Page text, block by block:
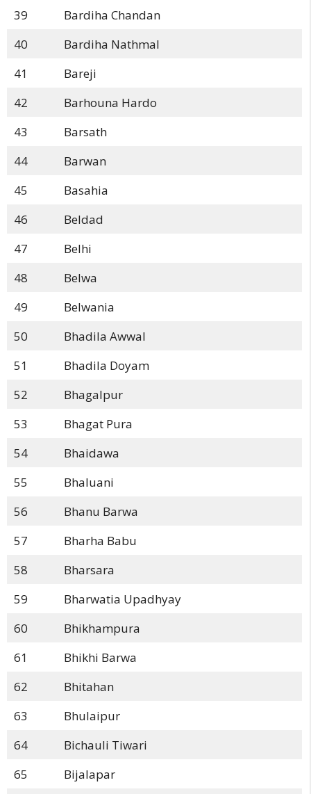
39
Bardiha Chandan
40
Bardiha Nathmal
41
Bareji
42
Barhouna Hardo
43
Barsath
44
Barwan
45
Basahia
46
Beldad
47
Belhi
48
Belwa
49
Belwania
50
Bhadila Awwal
51
Bhadila Doyam
52
Bhagalpur
53
Bhagat Pura
54
Bhaidawa
55
Bhaluani
56
Bhanu Barwa
57
Bharha Babu
58
Bharsara
59
Bharwatia Upadhyay
60
Bhikhampura
61
Bhikhi Barwa
62
Bhitahan
63
Bhulaipur
64
Bichauli Tiwari
65
Bijalapar